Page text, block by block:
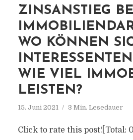
ZINSANSTIEG
WO KÖNNEN
WIE VIEL
LEISTEN?
15. Juni 2021 3 Min. Lesedauer
Click to rate this post![Total: